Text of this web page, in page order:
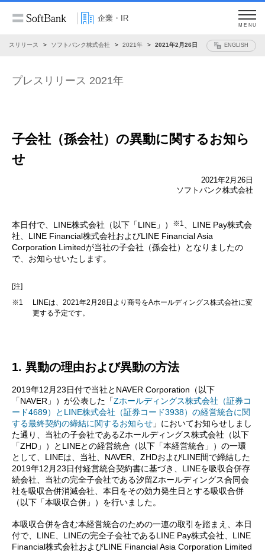
企業・IR
MENU
レスリリース ソフトバンク株式会社 2021年 2021年2月26日 ENGLISH
プレスリリース 2021年
子会社（孫会社）の異動に関するお知ら
せ
2021年2月26日
ソフトバンク株式会社
本日付で、LINE株式会社（以下「LINE」） ※1
、LINE Pay株式会
社、LINE Financial株式会社およびLINE Financial Asia
Corporation Limitedが当社の子会社（孫会社）となりましたの
で、お知らせいたします。
[注]
※1
LINEは、2021年2月28日より商号をAホールディングス株式会社に変
更する予定です。
1. 異動の理由および異動の方法
2019年12月23日付で当社とNAVER Corporation（以下
「NAVER」）が公表した「Zホールディングス株式会社（証券コ
ード4689）とLINE株式会社（証券コード3938）の経営統合に関
する最終契約の締結に関するお知らせ 」においてお知らせしまし
た通り、当社の子会社であるZホールディングス株式会社（以下
「ZHD」）とLINEとの経営統合（以下「本経営統合」）の一環
として、LINEは、当社、NAVER、ZHDおよびLINE間で締結した
2019年12月23日付経営統合契約書に基づき、LINEを吸収合併存
続会社、当社の完全子会社である汐留Zホールディングス合同会
社を吸収合併消滅会社、本日をその効力発生日とする吸収合併
（以下「本吸収合併」）を行いました。
本吸収合併を含む本経営統合のための一連の取引を踏まえ、本日
付で、LINE、LINEの完全子会社であるLINE Pay株式会社、LINE
Financial株式会社およびLINE Financial Asia Corporation Limited